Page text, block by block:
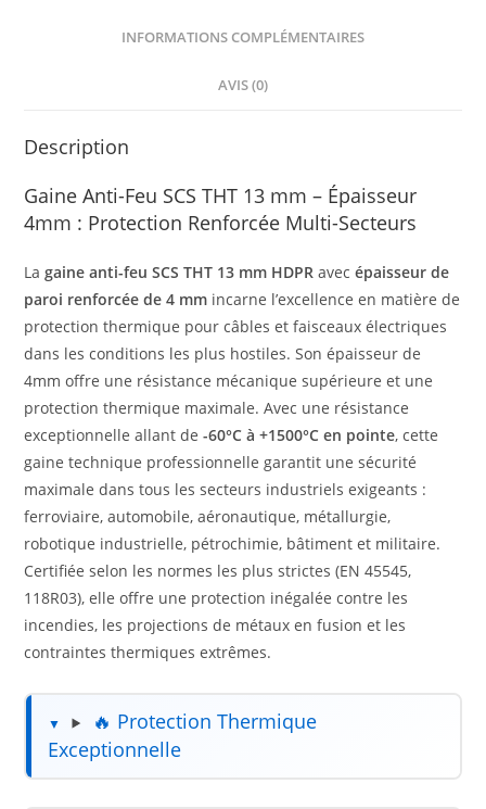
INFORMATIONS COMPLÉMENTAIRES
AVIS (0)
Description
Gaine Anti-Feu SCS THT 13 mm – Épaisseur
4mm : Protection Renforcée Multi-Secteurs
Lagaine anti-feu SCS THT 13 mm HDPR avecépaisseur de
paroi renforcée de 4 mm incarne l’excellence en matière de
protection thermique pour câbles et faisceaux électriques
dans les conditions les plus hostiles. Son épaisseur de
4mm offre une résistance mécanique supérieure et une
protection thermique maximale. Avec une résistance
exceptionnelle allant de-60°C à +1500°C en pointe, cette
gaine technique professionnelle garantit une sécurité
maximale dans tous les secteurs industriels exigeants :
ferroviaire, automobile, aéronautique, métallurgie,
robotique industrielle, pétrochimie, bâtiment et militaire.
Certifiée selon les normes les plus strictes (EN 45545,
118R03), elle offre une protection inégalée contre les
incendies, les projections de métaux en fusion et les
contraintes thermiques extrêmes.
🔥 Protection Thermique
Exceptionnelle